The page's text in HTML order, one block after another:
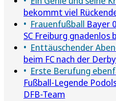
bekommt viel
Frauenfußball Bayer
SC Freiburg
Enttäuschender
beim FC nach der
Erste Berufung
Fußball-Legende
DFB-Team